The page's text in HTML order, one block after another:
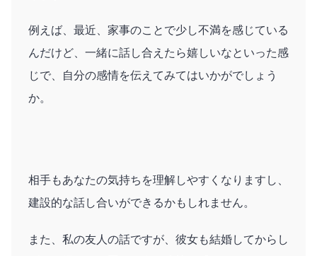
例えば、最近、家事のことで少し不満を感じている
んだけど、一緒に話し合えたら嬉しいなといった感
じで、自分の感情を伝えてみてはいかがでしょう
か。
相手もあなたの気持ちを理解しやすくなりますし、
建設的な話し合いができるかもしれません。
また、私の友人の話ですが、彼女も結婚してからし